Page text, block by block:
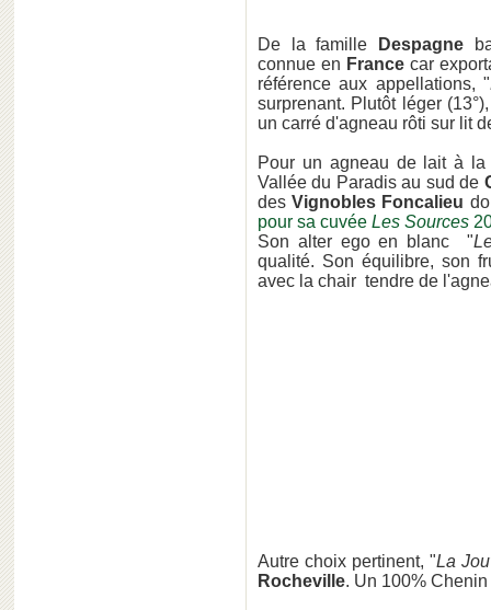
De la famille Despagne
connue en France car
référence aux appellations, "
surprenant. Plutôt léger
un carré d'agneau rôti sur lit
Pour un agneau de lait à
Vallée du Paradis au sud de
desVignobles Foncalieu
pour sa cuvée Les Sources
Son alter ego en blanc "
qualité. Son équilibre, son
avec la chair tendre de
Autre choix pertinent, "La
Rocheville. Un 100%